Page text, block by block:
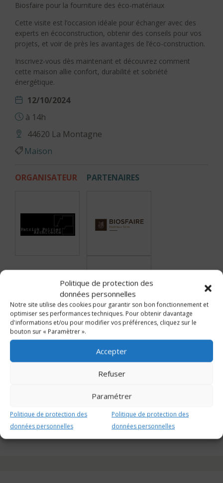
Politique de protection des
données personnelles
Notre site utilise des cookies pour garantir son bon fonctionnement et
optimiser ses performances techniques. Pour obtenir davantage
d'informations et/ou pour modifier vos préférences, cliquez sur le
bouton sur « Paramètrer ».
Accepter
Refuser
Paramétrer
Politique de protection des
données personnelles
Politique de protection des
données personnelles
Biosfaire pour la fourniture des éco-matériaux
Cette visite est l’occasion idéale pour échanger avec des
experts en écoconstruction, obtenir des conseils pour vos
projets, et voir de près les avantages de l’éco-construction.
Inscrivez-vous dès maintenant et découvrez comment
cette maison allie confort, durabilité et sobriété
énergétique.
12/10/2024
à 14h
44620 La Montagne
Maison
ORGANISATEUR PARTENAIRES
INSCRIPTION
02 85 52 46 58
https://www.eventbrite.fr/e/visite-dune-maison-
978204033597?